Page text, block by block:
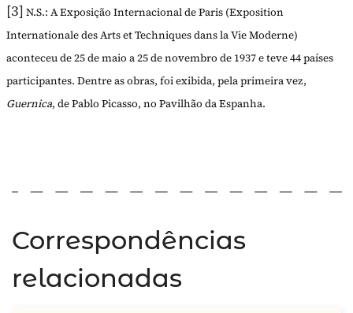
[3] N.S.: A Exposição Internacional de Paris (Exposition
Internationale des Arts et Techniques dans la Vie Moderne)
aconteceu de 25 de maio a 25 de novembro de 1937 e teve 44 países
participantes. Dentre as obras, foi exibida, pela primeira vez,
Guernica, de Pablo Picasso, no Pavilhão da Espanha.
Correspondências
relacionadas